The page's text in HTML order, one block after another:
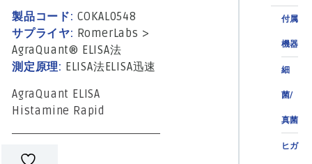
付属
機器
細
菌/
真菌
ヒガ
製品コード: COKAL0548
サプライヤ: RomerLabs >
AgraQuant® ELISA法
測定原理: ELISA法ELISA迅速
AgraQuant ELISA
Histamine Rapid